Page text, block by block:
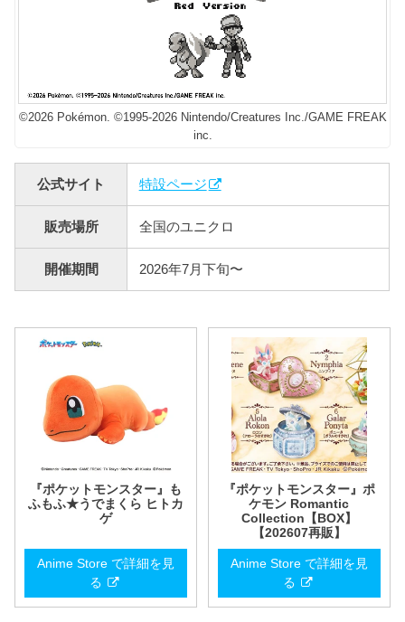
©2026 Pokémon. ©1995-2026 Nintendo/Creatures Inc./GAME FREAK
inc.
公式サイト 特設ページ
販売場所 全国のユニクロ
開催期間 2026年7月下旬〜
『ポケットモンスター』も
ふもふ★うでまくら ヒトカ
ゲ
Anime Store で詳細を見
る
『ポケットモンスター』ポ
ケモン Romantic
Collection【BOX】
【202607再販】
Anime Store で詳細を見
る